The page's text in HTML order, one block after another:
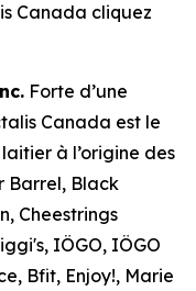
Canada cliquez
Forte d’une
Canada est le
à l’origine des
Barrel, Black
Cheestrings
IÖGO, IÖGO
Bfit, Enjoy!, Marie